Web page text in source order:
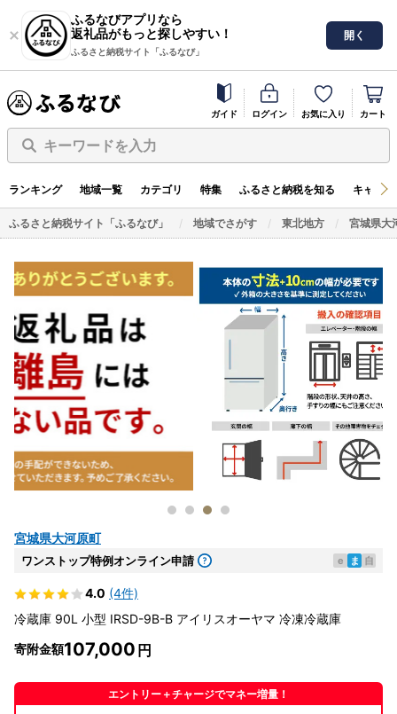
ふるなびアプリなら
返礼品がもっと探しやすい！
ふるさと納税サイト「ふるなび」
開く
ガイド ログイン お気に入り カート
キーワードを入力
ランキング 地域一覧 カテゴリ 特集 ふるさと納税を知る キャン
ふるさと納税サイト「ふるなび」 地域でさがす 東北地方 宮城県大
宮城県大河原町
ワンストップ特例オンライン申請 e ま 自
4.0 (4件)
冷蔵庫 90L 小型 IRSD-9B-B アイリスオーヤマ 冷凍冷蔵庫
寄附金額107,000
エントリー＋チャージでマネー増量！